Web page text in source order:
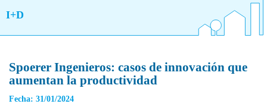
I+D
Spoerer Ingenieros: casos de innovación que
aumentan la productividad
Fecha: 31/01/2024